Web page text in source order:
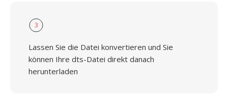
3
Lassen Sie die Datei konvertieren und Sie
können Ihre dts-Datei direkt danach
herunterladen